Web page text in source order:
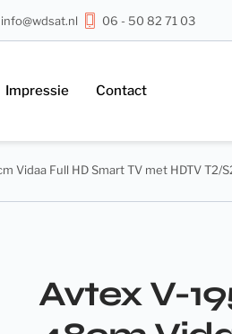
info@wdsat.nl 06 - 50 82 71 03
Impressie Contact
Vidaa Full HD Smart TV met HDTV T2/
Avtex V-